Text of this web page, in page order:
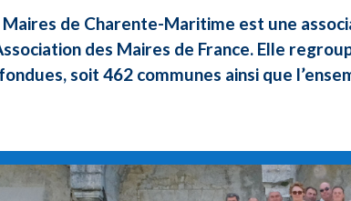
Maires de Charente-Maritime est une
des Maires de France. Elle
soit 462 communes ainsi que